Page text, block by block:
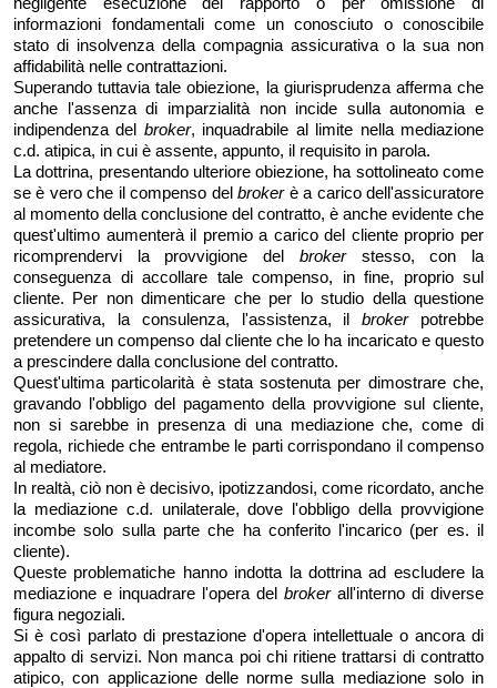
informazioni fondamentali come un conosciuto o conoscibile
stato di insolvenza della compagnia assicurativa o la sua non
affidabilità nelle contrattazioni.
Superando tuttavia tale obiezione, la giurisprudenza afferma che
anche l'assenza di imparzialità non incide sulla autonomia e
indipendenza del broker, inquadrabile al limite nella mediazione
c.d. atipica, in cui è assente, appunto, il requisito in parola.
La dottrina, presentando ulteriore obiezione, ha sottolineato come
se è vero che il compenso delbrokerè a carico dell'assicuratore
al momento della conclusione del contratto, è anche evidente che
quest'ultimo aumenterà il premio a carico del cliente proprio per
ricomprendervi la provvigione del brokerstesso, con la
conseguenza di accollare tale compenso, in fine, proprio sul
cliente. Per non dimenticare che per lo studio della questione
assicurativa, la consulenza, l'assistenza, ilbrokerpotrebbe
pretendere un compenso dal cliente che lo ha incaricato e questo
a prescindere dalla conclusione del contratto.
Quest'ultima particolarità è stata sostenuta per dimostrare che,
gravando l'obbligo del pagamento della provvigione sul cliente,
non si sarebbe in presenza di una mediazione che, come di
regola, richiede che entrambe le parti corrispondano il compenso
al mediatore.
In realtà, ciò non è decisivo, ipotizzandosi, come ricordato, anche
la mediazione c.d. unilaterale, dove l'obbligo della provvigione
incombe solo sulla parte che ha conferito l'incarico (per es. il
cliente).
Queste problematiche hanno indotta la dottrina ad escludere la
mediazione e inquadrare l'opera del brokerall'interno di diverse
figura negoziali.
Si è così parlato di prestazione d'opera intellettuale o ancora di
appalto di servizi. Non manca poi chi ritiene trattarsi di contratto
atipico, con applicazione delle norme sulla mediazione solo in